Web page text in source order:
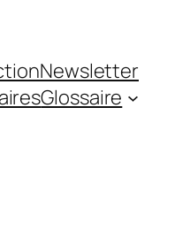
Newsletter
Glossaire